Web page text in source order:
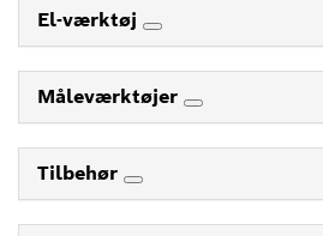
El-værktøj
Måleværktøjer
Tilbehør